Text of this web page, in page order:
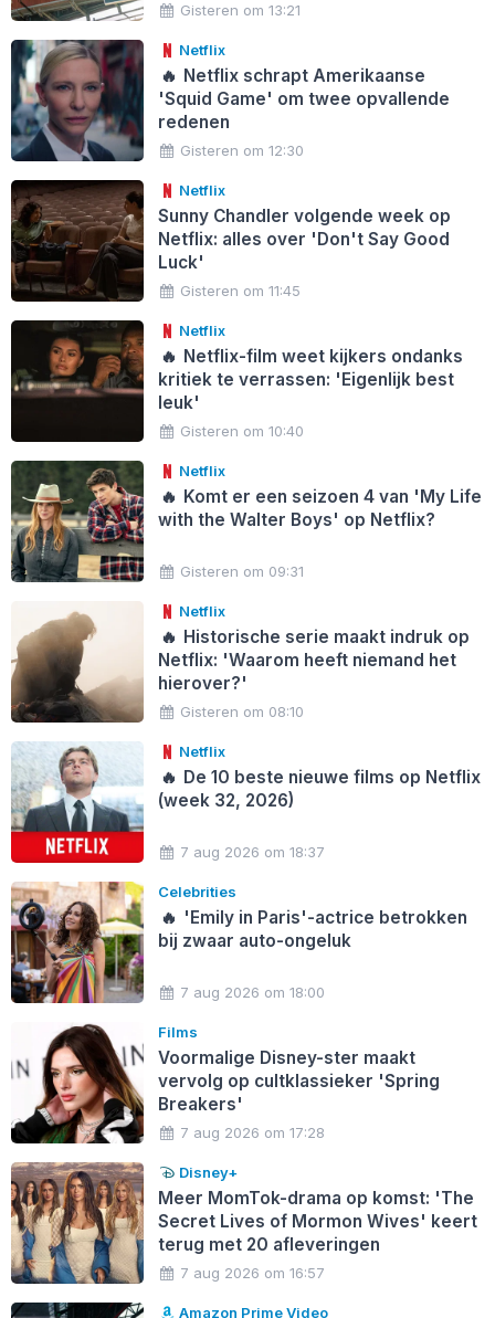
Gisteren om 13:21
Netflix
🔥 Netflix schrapt Amerikaanse
'Squid Game' om twee opvallende
redenen
Gisteren om 12:30
Netflix
Sunny Chandler volgende week op
Netflix: alles over 'Don't Say Good
Luck'
Gisteren om 11:45
Netflix
🔥 Netflix-film weet kijkers ondanks
kritiek te verrassen: 'Eigenlijk best
leuk'
Gisteren om 10:40
Netflix
🔥 Komt er een seizoen 4 van 'My Life
with the Walter Boys' op Netflix?
Gisteren om 09:31
Netflix
🔥 Historische serie maakt indruk op
Netflix: 'Waarom heeft niemand het
hierover?'
Gisteren om 08:10
Netflix
🔥 De 10 beste nieuwe films op Netflix
(week 32, 2026)
7 aug 2026 om 18:37
Celebrities
🔥 'Emily in Paris'-actrice betrokken
bij zwaar auto-ongeluk
7 aug 2026 om 18:00
Films
Voormalige Disney-ster maakt
vervolg op cultklassieker 'Spring
Breakers'
7 aug 2026 om 17:28
Disney+
Meer MomTok-drama op komst: 'The
Secret Lives of Mormon Wives' keert
terug met 20 afleveringen
7 aug 2026 om 16:57
Amazon Prime Video